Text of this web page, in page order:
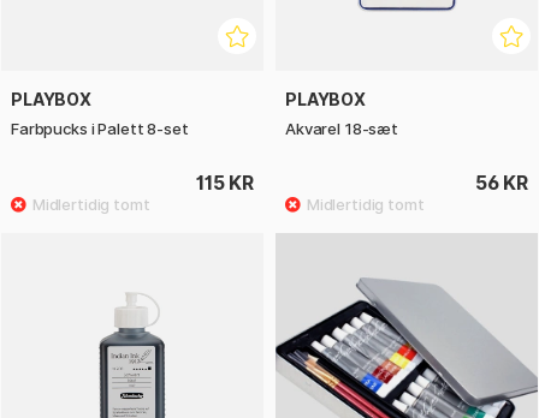
PLAYBOX
Farbpucks i Palett 8-set
115 KR
PLAYBOX
Akvarel 18-sæt
56 KR